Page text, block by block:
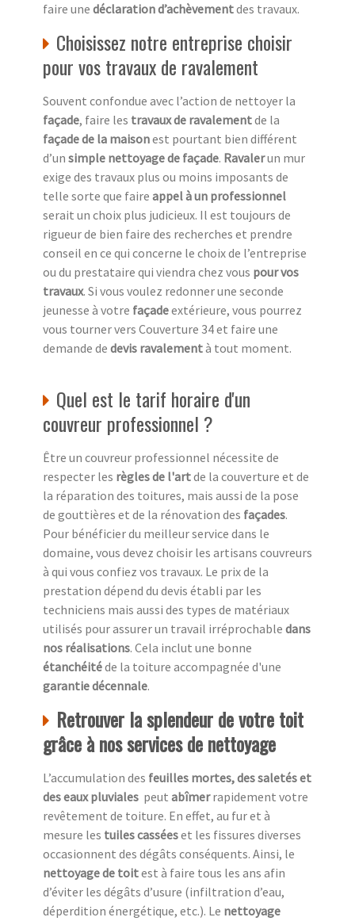
faire une déclaration d’achèvementdes travaux.
Choisissez notre entreprise choisir
pour vos travaux de ravalement
Souvent confondue avec l’action de nettoyer la
façade, faire les travaux de ravalementde la
façade de la maisonest pourtant bien différent
d’un simple nettoyage de façade. Ravalerun mur
exige des travaux plus ou moins imposants de
telle sorte que faire appel à un professionnel
serait un choix plus judicieux. Il est toujours de
rigueur de bien faire des recherches et prendre
conseil en ce qui concerne le choix de l’entreprise
ou du prestataire qui viendra chez vous pour vos
travaux. Si vous voulez redonner une seconde
jeunesse à votre façadeextérieure, vous pourrez
vous tourner vers Couverture 34 et faire une
demande de devis ravalementà tout moment.
Quel est le tarif horaire d'un
couvreur professionnel ?
Être un couvreur professionnel nécessite de
respecter les règles de l'artde la couverture et de
la réparation des toitures, mais aussi de la pose
de gouttières et de la rénovation des façades.
Pour bénéficier du meilleur service dans le
domaine, vous devez choisir les artisans couvreurs
à qui vous confiez vos travaux. Le prix de la
prestation dépend du devis établi par les
techniciens mais aussi des types de matériaux
utilisés pour assurer un travail irréprochable dans
nos réalisations. Cela inclut une bonne
étanchéitéde la toiture accompagnée d'une
garantie décennale.
Retrouver la splendeur de votre toit
grâce à nos services de nettoyage
L’accumulation des feuilles mortes, des saletés et
des eaux pluviales peut abîmerrapidement votre
revêtement de toiture. En effet, au fur et à
mesure les tuiles casséeset les fissures diverses
occasionnent des dégâts conséquents. Ainsi, le
nettoyage de toitest à faire tous les ans afin
d’éviter les dégâts d’usure (infiltration d’eau,
déperdition énergétique, etc.). Le nettoyage